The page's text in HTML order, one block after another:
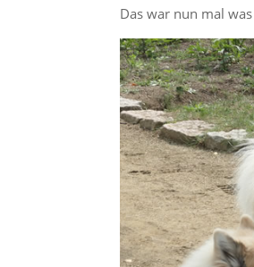
Das war nun mal